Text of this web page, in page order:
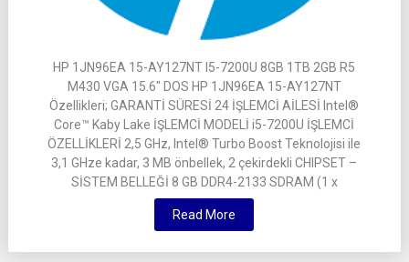
HP 1JN96EA 15-AY127NT I5-7200U 8GB 1TB 2GB R5
M430 VGA 15.6″ DOS HP 1JN96EA 15-AY127NT
Özellikleri; GARANTİ SÜRESİ 24 İŞLEMCİ AİLESİ Intel®
Core™ Kaby Lake İŞLEMCİ MODELİ i5-7200U İŞLEMCİ
ÖZELLİKLERİ 2,5 GHz, Intel® Turbo Boost Teknolojisi ile
3,1 GHze kadar, 3 MB önbellek, 2 çekirdekli CHIPSET –
SİSTEM BELLEĞİ 8 GB DDR4-2133 SDRAM (1 x
Read More